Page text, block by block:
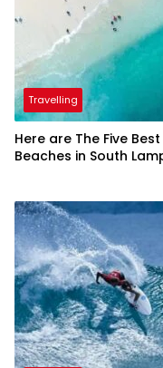
Travelling
Here are The Five Best
Beaches in South